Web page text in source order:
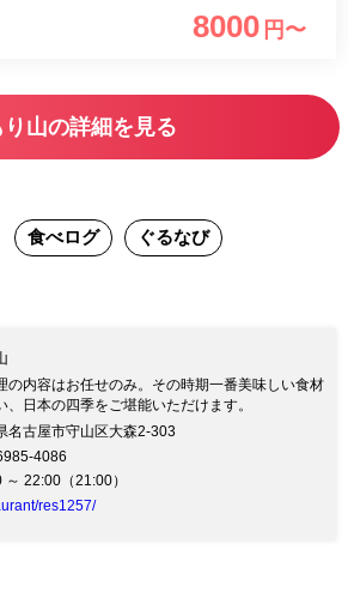
8000 円〜
り山の詳細を見る
食べログ ぐるなび
の内容はお任せのみ。その時期一番美味しい食材
、日本の四季をご堪能いただけます。
名古屋市守山区大森2-303
4086
～ 22:00（21:00）
res1257/